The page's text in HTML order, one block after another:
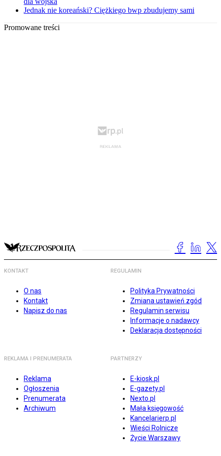
Jednak nie koreański? Ciężkiego bwp zbudujemy sami
Promowane treści
KONTAKT
O nas
Kontakt
Napisz do nas
REGULAMIN
Polityka Prywatności
Zmiana ustawień zgód
Regulamin serwisu
Informacje o nadawcy
Deklaracja dostępności
REKLAMA I PRENUMERATA
Reklama
Ogłoszenia
Prenumerata
Archiwum
PARTNERZY
E-kiosk.pl
E-gazety.pl
Nexto.pl
Mała księgowość
Kancelarierp.pl
Wieści Rolnicze
Życie Warszawy